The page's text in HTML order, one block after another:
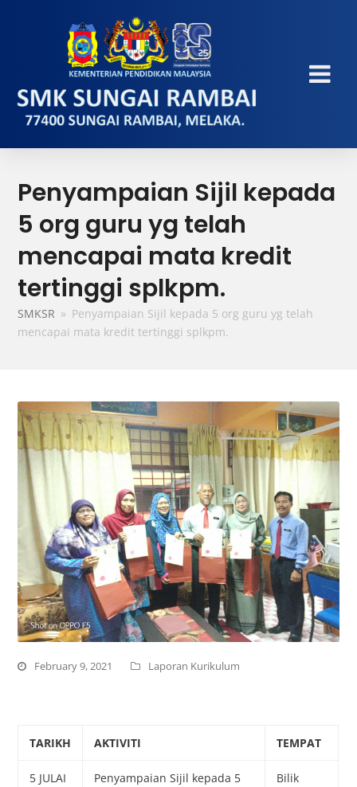
Penyampaian Sijil kepada
5 org guru yg telah
mencapai mata kredit
tertinggi splkpm.
SMKSR » Penyampaian Sijil kepada 5 org guru yg telah
mencapai mata kredit tertinggi splkpm.
February 9, 2021 Laporan Kurikulum
TARIKH AKTIVITI TEMPAT
5 JULAI
Penyampaian Sijil kepada 5
Bilik